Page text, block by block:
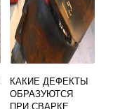
КАКИЕ ДЕФЕКТЫ
ОБРАЗУЮТСЯ
ПРИ СВАРКЕ